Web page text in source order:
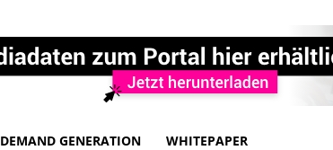
DEMAND GENERATION WHITEPAPER